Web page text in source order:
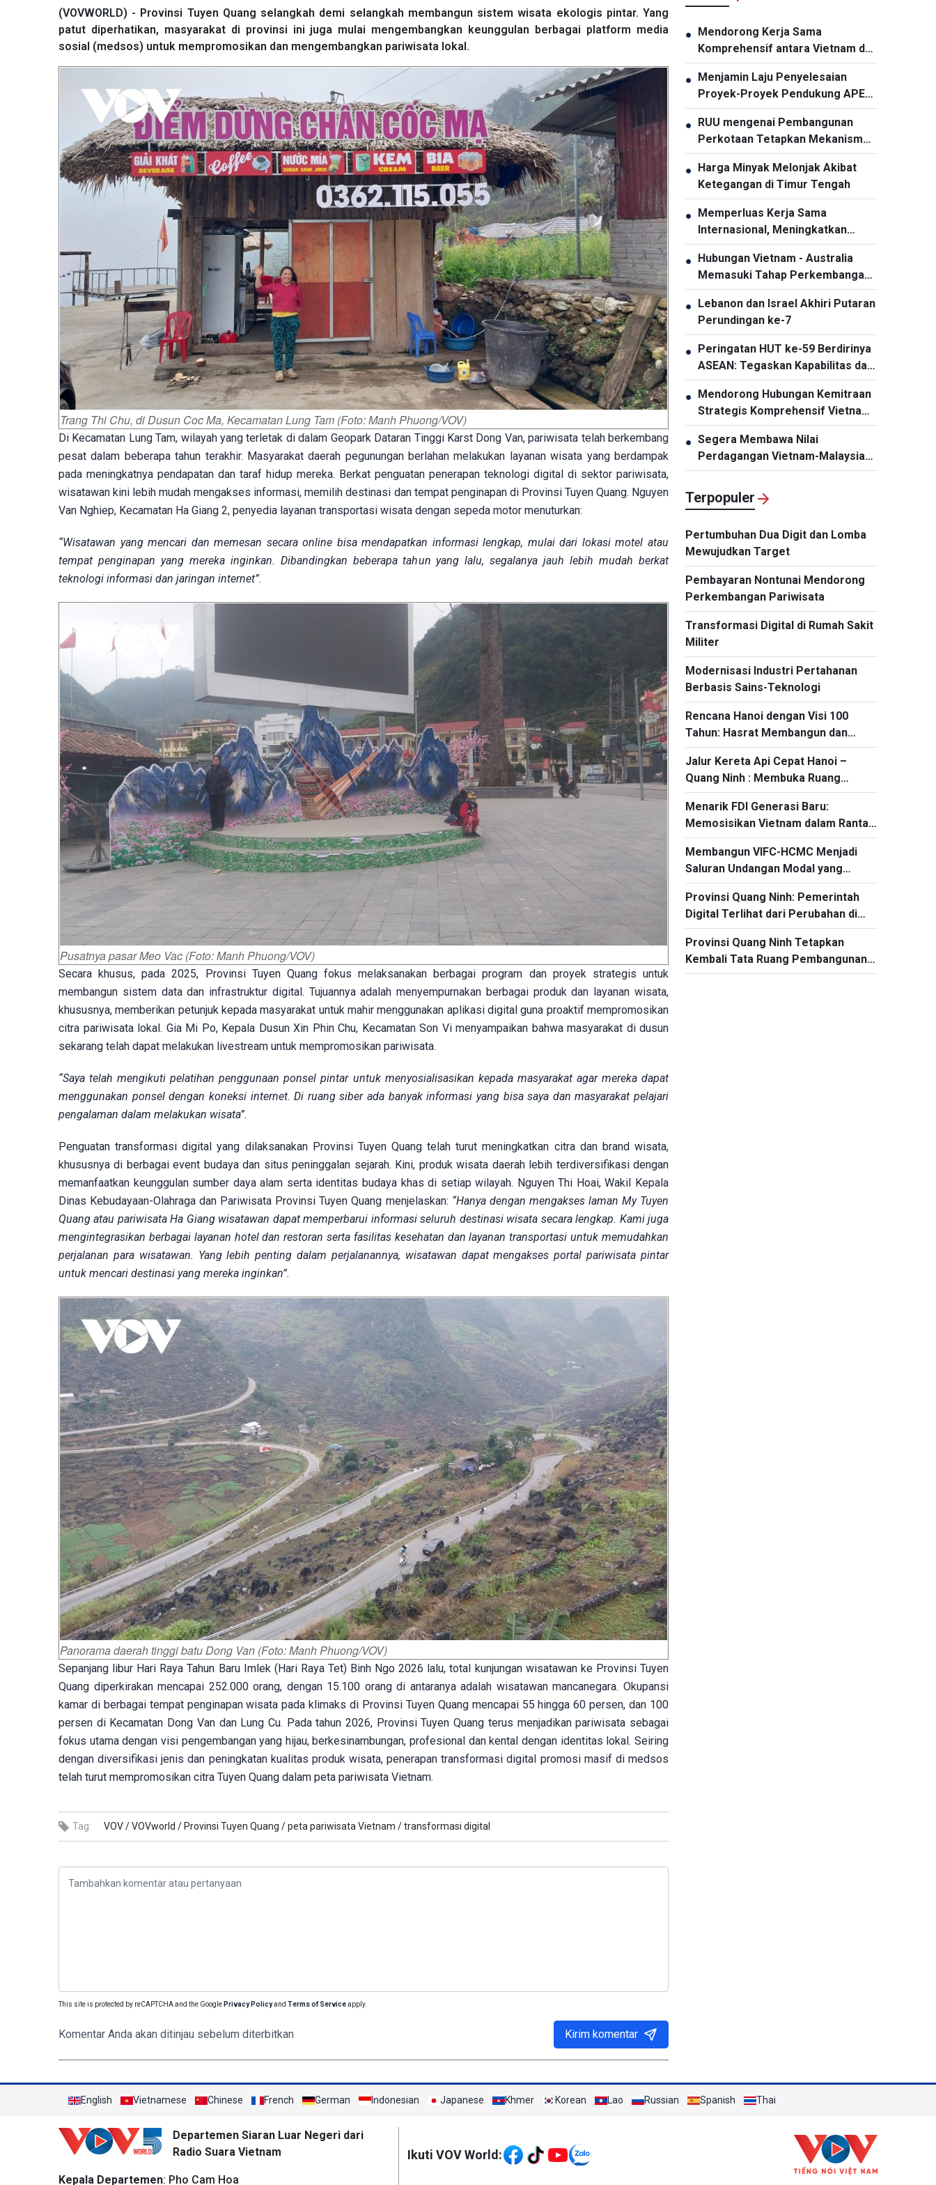
(VOVWORLD) - Provinsi Tuyen Quang selangkah demi selangkah membangun sistem wisata ekologis pintar. Yang
patut diperhatikan, masyarakat di provinsi ini juga mulai mengembangkan keunggulan berbagai platform media
sosial (medsos) untuk mempromosikan dan mengembangkan pariwisata lokal.
Trang Thi Chu, di Dusun Coc Ma, Kecamatan Lung Tam (Foto: Manh Phuong/VOV)
Di Kecamatan Lung Tam, wilayah yang terletak di dalam Geopark Dataran Tinggi Karst Dong Van, pariwisata telah berkembang
pesat dalam beberapa tahun terakhir. Masyarakat daerah pegunungan berlahan melakukan layanan wisata yang berdampak
pada meningkatnya pendapatan dan taraf hidup mereka. Berkat penguatan penerapan teknologi digital di sektor pariwisata,
wisatawan kini lebih mudah mengakses informasi, memilih destinasi dan tempat penginapan di Provinsi Tuyen Quang. Nguyen
Van Nghiep, Kecamatan Ha Giang 2, penyedia layanan transportasi wisata dengan sepeda motor menuturkan:
“Wisatawan yang mencari dan memesan secara online bisa mendapatkan informasi lengkap, mulai dari lokasi motel atau
tempat penginapan yang mereka inginkan. Dibandingkan beberapa tahun yang lalu, segalanya jauh lebih mudah berkat
teknologi informasi dan jaringan internet”.
Pusatnya pasar Meo Vac (Foto: Manh Phuong/VOV)
Secara khusus, pada 2025, Provinsi Tuyen Quang fokus melaksanakan berbagai program dan proyek strategis untuk
membangun sistem data dan infrastruktur digital. Tujuannya adalah menyempurnakan berbagai produk dan layanan wisata,
khususnya, memberikan petunjuk kepada masyarakat untuk mahir menggunakan aplikasi digital guna proaktif mempromosikan
citra pariwisata lokal. Gia Mi Po, Kepala Dusun Xin Phin Chu, Kecamatan Son Vi menyampaikan bahwa masyarakat di dusun
sekarang telah dapat melakukan livestream untuk mempromosikan pariwisata.
“Saya telah mengikuti pelatihan penggunaan ponsel pintar untuk menyosialisasikan kepada masyarakat agar mereka dapat
menggunakan ponsel dengan koneksi internet. Di ruang siber ada banyak informasi yang bisa saya dan masyarakat pelajari
pengalaman dalam melakukan wisata”.
Penguatan transformasi digital yang dilaksanakan Provinsi Tuyen Quang telah turut meningkatkan citra dan brand wisata,
khususnya di berbagai event budaya dan situs peninggalan sejarah. Kini, produk wisata daerah lebih terdiversifikasi dengan
memanfaatkan keunggulan sumber daya alam serta identitas budaya khas di setiap wilayah. Nguyen Thi Hoai, Wakil Kepala
Dinas Kebudayaan-Olahraga dan Pariwisata Provinsi Tuyen Quang menjelaskan: “Hanya dengan mengakses laman My Tuyen
Quang atau pariwisata Ha Giang wisatawan dapat memperbarui informasi seluruh destinasi wisata secara lengkap. Kami juga
mengintegrasikan berbagai layanan hotel dan restoran serta fasilitas kesehatan dan layanan transportasi untuk memudahkan
perjalanan para wisatawan. Yang lebih penting dalam perjalanannya, wisatawan dapat mengakses portal pariwisata pintar
untuk mencari destinasi yang mereka inginkan”.
Panorama daerah tinggi batu Dong Van (Foto: Manh Phuong/VOV)
Sepanjang libur Hari Raya Tahun Baru Imlek (Hari Raya Tet) Binh Ngo 2026 lalu, total kunjungan wisatawan ke Provinsi Tuyen
Quang diperkirakan mencapai 252.000 orang, dengan 15.100 orang di antaranya adalah wisatawan mancanegara. Okupansi
kamar di berbagai tempat penginapan wisata pada klimaks di Provinsi Tuyen Quang mencapai 55 hingga 60 persen, dan 100
persen di Kecamatan Dong Van dan Lung Cu. Pada tahun 2026, Provinsi Tuyen Quang terus menjadikan pariwisata sebagai
fokus utama dengan visi pengembangan yang hijau, berkesinambungan, profesional dan kental dengan identitas lokal. Seiring
dengan diversifikasi jenis dan peningkatan kualitas produk wisata, penerapan transformasi digital promosi masif di medsos
telah turut mempromosikan citra Tuyen Quang dalam peta pariwisata Vietnam.
Tag: VOV /VOVworld / Provinsi Tuyen Quang /peta pariwisata Vietnam /transformasi digital
This site is protected by reCAPTCHA and the Google Privacy Policyand Terms of Serviceapply.
Komentar Anda akan ditinjau sebelum diterbitkan Kirim komentar
● Mendorong Kerja Sama
Komprehensif antara Vietnam dan
Thailand
● Menjamin Laju Penyelesaian
Proyek-Proyek Pendukung APEC
2027
● RUU mengenai Pembangunan
Perkotaan Tetapkan Mekanisme
Khusus dan Unggul bagi Kota Ho
Chi Minh
● Harga Minyak Melonjak Akibat
Ketegangan di Timur Tengah
● Memperluas Kerja Sama
Internasional, Meningkatkan
Promosi Pariwisata Vietnam
● Hubungan Vietnam - Australia
Memasuki Tahap Perkembangan
Baru
● Lebanon dan Israel Akhiri Putaran
Perundingan ke-7
● Peringatan HUT ke-59 Berdirinya
ASEAN: Tegaskan Kapabilitas dan
Daya Tariknya
● Mendorong Hubungan Kemitraan
Strategis Komprehensif Vietnam-
Thailand Semakin Substansial dan
Efektif
● Segera Membawa Nilai
Perdagangan Vietnam-Malaysia
Mencapai 20 Miliar Dolar AS
Terpopuler
Pertumbuhan Dua Digit dan Lomba
Mewujudkan Target
Pembayaran Nontunai Mendorong
Perkembangan Pariwisata
Transformasi Digital di Rumah Sakit
Militer
Modernisasi Industri Pertahanan
Berbasis Sains-Teknologi
Rencana Hanoi dengan Visi 100
Tahun: Hasrat Membangun dan
Mengembangkan Ibu Kota
Jalur Kereta Api Cepat Hanoi –
Quang Ninh : Membuka Ruang
Ekonomi Strategis Baru
Menarik FDI Generasi Baru:
Memosisikan Vietnam dalam Rantai
Nilai Global
Membangun VIFC-HCMC Menjadi
Saluran Undangan Modal yang
Efektif agar Vietnam Mencapai
Pertumbuhan Dua Digit
Provinsi Quang Ninh: Pemerintah
Digital Terlihat dari Perubahan di
Tingkat Akar Rumput
Provinsi Quang Ninh Tetapkan
Kembali Tata Ruang Pembangunan
dengan Visi Baru
English Vietnamese Chinese French German Indonesian Japanese Khmer Korean Lao Russian Spanish Thai
Departemen Siaran Luar Negeri dari
Radio Suara Vietnam
Kepala Departemen: Pho Cam Hoa
Mạng xã hội
Ikuti VOV World: